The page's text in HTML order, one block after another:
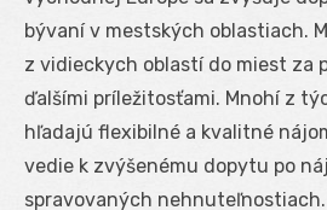
bývaní v mestských oblastiach.
z vidieckych oblastí do miest za
ďalšími príležitosťami. Mnohí z
hľadajú flexibilné a kvalitné
vedie k zvýšenému dopytu po
spravovaných nehnuteľnostiach.